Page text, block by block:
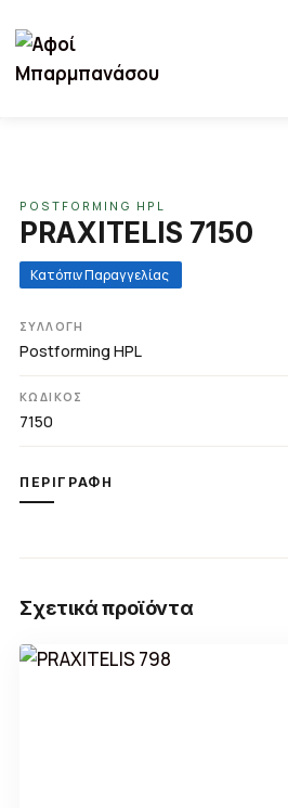
σε
περιεχόμενο
POSTFORMING HPL
PRAXITELIS 7150
Κατόπιν Παραγγελίας
ΣΥΛΛΟΓΉ
Postforming HPL
ΚΩΔΙΚΌΣ
7150
ΠΕΡΙΓΡΑΦΉ
Σχετικά προϊόντα